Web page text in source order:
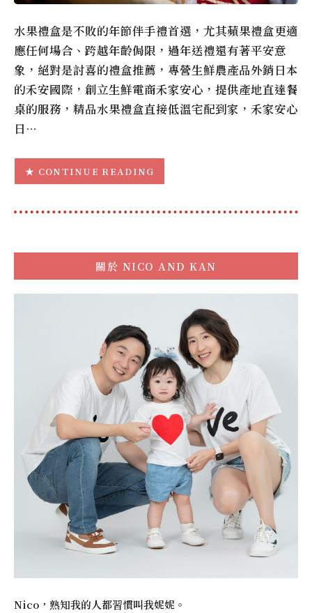
水果禮盒是不敗的年節伴手禮首選，尤其蘋果禮盒更適
應任何場合、跨越年齡侷限，過年送禮還有著平安意
象，絕對是討喜的禮盒推薦，專營生鮮農產品外銷日本
的禾安國際，創立生鮮電商禾家安心，提供產地直達餐
桌的服務，精品水果禮盒直接低溫宅配到家，禾家安心
日…
CONTINUE READING
關於 NICO AND KAN
Nico，熟知我的人都習慣叫我妮妮。